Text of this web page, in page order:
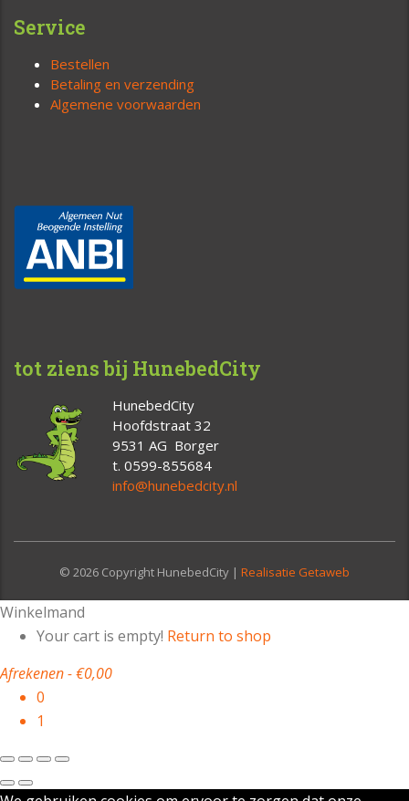
Service
Bestellen
Betaling en verzending
Algemene voorwaarden
tot ziens bij HunebedCity
HunebedCity
Hoofdstraat 32
9531 AG Borger
t. 0599-855684
info@hunebedcity.nl
© 2026 Copyright HunebedCity | Realisatie Getaweb
Winkelmand
Your cart is empty! Return to shop
Afrekenen-€0,00
0
1